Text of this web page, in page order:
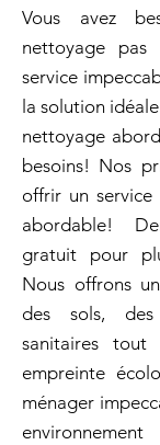
Vous avez
nettoyage
service
la solution
nettoyage
besoins! Nos
offrir un
abordable!
gratuit pour
Nous offrons
des sols,
sanitaires tout
empreinte
ménager